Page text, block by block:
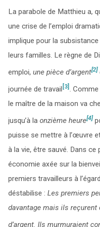
La parabole de Matthieu a,
une crise de l’emploi
implique pour la
leurs familles. Le règne de
emploi, une pièce d’argent[2]
journée de travail [3] . Comme
le maître de la maison va
jusqu’à la onzième heure[4]
puisse se mettre à l’œuvre
à la vie, être sauvé. Dans ce
économie axée sur la
premiers travailleurs à
déstabilise : Les premiers
davantage mais ils reçurent
d’argent. Ils murmuraient